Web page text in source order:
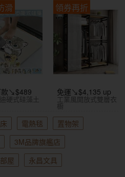
滑
款↘$489
硬式硅藻土
領券再折
免運↘$4,135 up
工業風開放式雙層衣
櫥
電熱毯
置物架
3M品牌旗艦店
屋
永昌文具